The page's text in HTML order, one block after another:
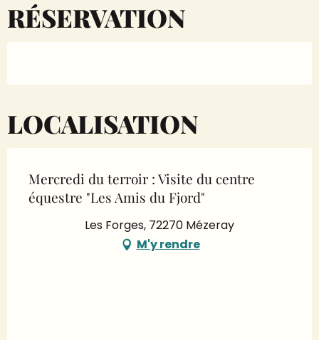
RÉSERVATION
LOCALISATION
Mercredi du terroir : Visite du centre
équestre "Les Amis du Fjord"
Les Forges, 72270 Mézeray
M'y rendre